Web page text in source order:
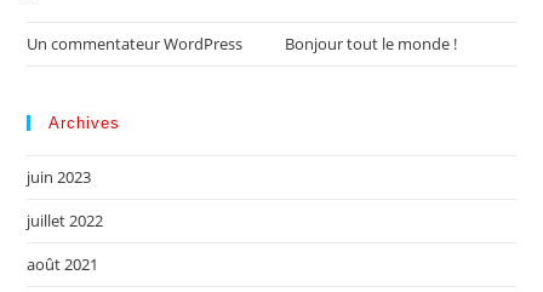
Un commentateur WordPress Bonjour tout le monde !
Archives
juin 2023
juillet 2022
août 2021